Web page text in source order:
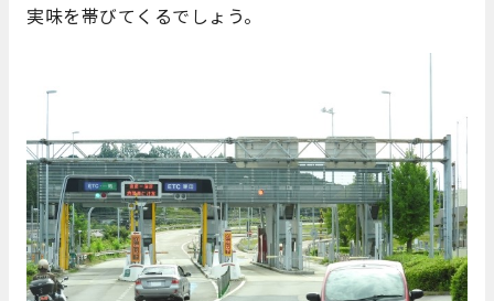
実味を帯びてくるでしょう。